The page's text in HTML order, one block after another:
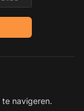
navigeren.